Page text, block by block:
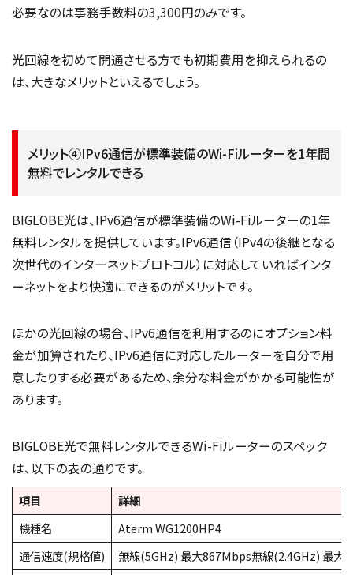
必要なのは事務手数料の3,300円のみです。
光回線を初めて開通させる方でも初期費用を抑えられるの
は、大きなメリットといえるでしょう。
メリット④IPv6通信が標準装備のWi-Fiルーターを1年間
無料でレンタルできる
BIGLOBE光は、IPv6通信が標準装備のWi-Fiルーターの1年
無料レンタルを提供しています。IPv6通信（IPv4の後継となる
次世代のインターネットプロトコル）に対応していればインタ
ーネットをより快適にできるのがメリットです。
ほかの光回線の場合、IPv6通信を利用するのにオプション料
金が加算されたり、IPv6通信に対応したルーターを自分で用
意したりする必要があるため、余分な料金がかかる可能性が
あります。
BIGLOBE光で無料レンタルできるWi-Fiルーターのスペック
は、以下の表の通りです。
項目
詳細
機種名
Aterm WG1200HP4
通信速度(規格値)
無線(5GHz) 最大867Mbps無線(2.4GHz) 最大